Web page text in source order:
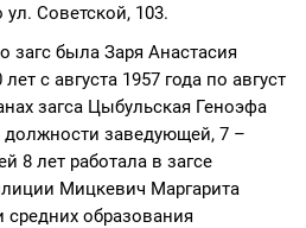
Советской, 103.
была Заря Анастасия
с августа 1957 года по август
загса Цыбульская Геноэфа
заведующей, 7 –
8 лет работала в загсе
Мицкевич Маргарита
образования